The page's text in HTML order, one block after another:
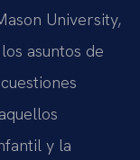
University,
asuntos de
y la